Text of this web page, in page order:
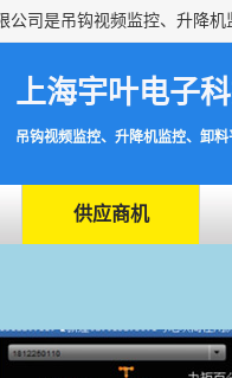
上海宇叶电子
吊钩视频监控、升降机监控、卸
供应商机